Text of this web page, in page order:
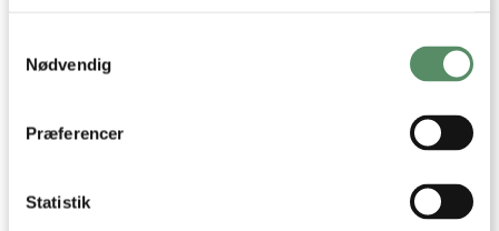
Indsamle præcise oplysninger om din placering,
der kan være nøjagtig inden for få meter
Identificere din enhed baseret på en scanning af
Nødvendig
Præferencer
Statistik
Av ja – det er nok ikke lige temperaturen til
Ville hellere have snevejr, frost og fine julehjerter